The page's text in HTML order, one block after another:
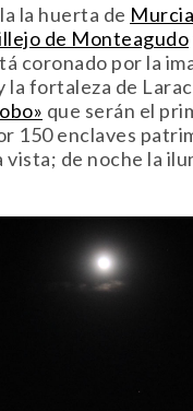
la huerta de Murcia
de Monteagudo
coronado por la
la fortaleza de
que serán el
150 enclaves
vista; de noche la